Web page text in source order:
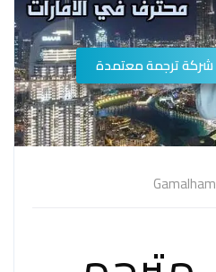
شركة ترجمة معتمدة